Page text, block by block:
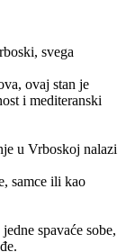
svega
ovaj stan je
i mediteranski
u Vrboskoj nalazi
samce ili kao
spavaće sobe,